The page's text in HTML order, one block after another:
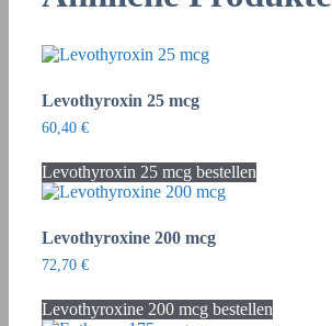
Levothyroxin 25 mcg
60,40 €
Levothyroxin 25 mcg bestellen
Levothyroxine 200 mcg
72,70 €
Levothyroxine 200 mcg bestellen